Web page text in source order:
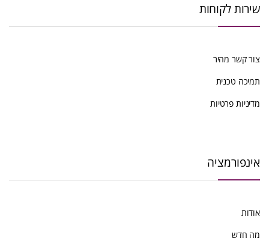
שירות לקוחות
צור קשר מהיר
תמיכה טכנית
מדיניות פרטיות
אינפורמציה
אודות
מה חדש